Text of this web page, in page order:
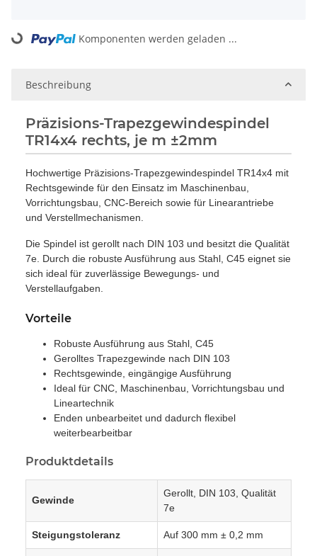
Loading... Komponenten werden geladen ...
Beschreibung
Präzisions-Trapezgewindespindel
TR14x4 rechts, je m ±2mm
Hochwertige Präzisions-Trapezgewindespindel TR14x4 mit
Rechtsgewinde für den Einsatz im Maschinenbau,
Vorrichtungsbau, CNC-Bereich sowie für Linearantriebe
und Verstellmechanismen.
Die Spindel ist gerollt nach DIN 103 und besitzt die Qualität
7e. Durch die robuste Ausführung aus Stahl, C45 eignet sie
sich ideal für zuverlässige Bewegungs- und
Verstellaufgaben.
Vorteile
Robuste Ausführung aus Stahl, C45
Gerolltes Trapezgewinde nach DIN 103
Rechtsgewinde, eingängige Ausführung
Ideal für CNC, Maschinenbau, Vorrichtungsbau und
Lineartechnik
Enden unbearbeitet und dadurch flexibel
weiterbearbeitbar
Produktdetails
Gewinde
Gerollt, DIN 103, Qualität
7e
Steigungstoleranz Auf 300 mm ± 0,2 mm